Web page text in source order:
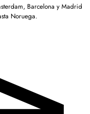
Barcelona y Madrid
Noruega.